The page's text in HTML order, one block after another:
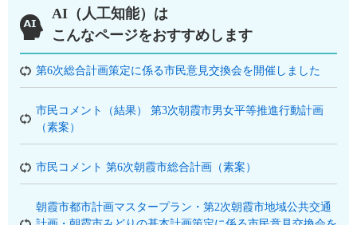
AI（人工知能）は
こんなページをおすすめします
第6次総合計画策定に係る市民意見交換会を開催しました
市民コメント（結果） 第3次朝霞市男女平等推進行動計画
（素案）
市民コメント 第6次朝霞市総合計画（素案）
朝霞市都市計画マスタープラン・第2次朝霞市地域公共交通